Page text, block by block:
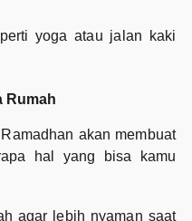
yoga atau jalan kaki
Rumah
akan membuat
hal yang bisa kamu
agar lebih nyaman saat